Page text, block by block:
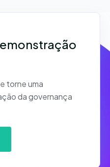
torne uma
da governança